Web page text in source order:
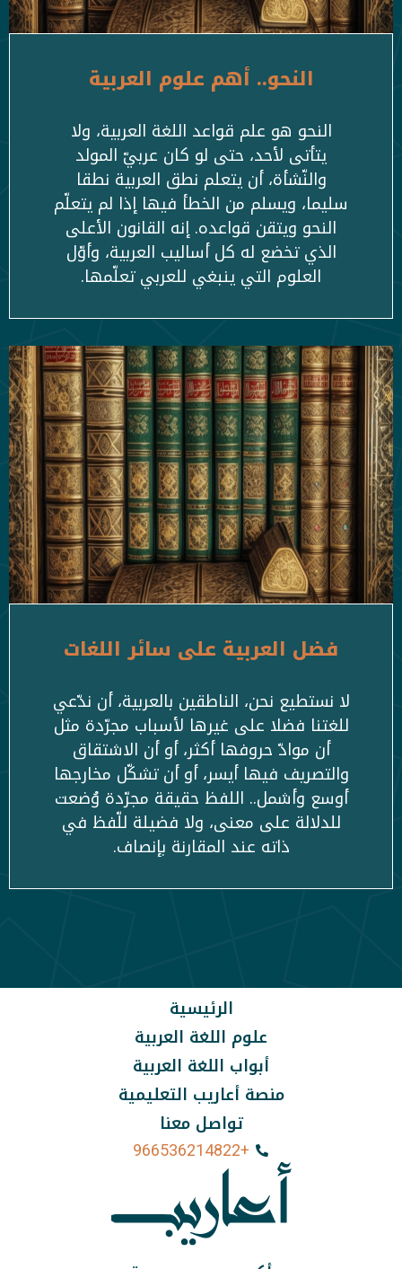
النحو.. أهم علوم العربية
النحو هو علم قواعد اللغة العربية، ولا
يتأتى لأحد، حتى لو كان عربيّ المولد
والنّشأة، أن يتعلم نطق العربية نطقا
سليما، ويسلم من الخطأ فيها إذا لم يتعلّم
النحو ويتقن قواعده. إنه القانون الأعلى
الذي تخضع له كل أساليب العربية، وأوّل
العلوم التي ينبغي للعربي تعلّمها.
فضل العربية على سائر اللغات
لا نستطيع نحن، الناطقين بالعربية، أن ندّعي
للغتنا فضلا على غيرها لأسباب مجرّدة مثل
أن موادّ حروفها أكثر، أو أن الاشتقاق
والتصريف فيها أيسر، أو أن تشكّل مخارجها
أوسع وأشمل.. اللفظ حقيقة مجرّدة وُضعت
للدلالة على معنى، ولا فضيلة للّفظ في
ذاته عند المقارنة بإنصاف.
الرئيسية
علوم اللغة العربية
أبواب اللغة العربية
منصة أعاريب التعليمية
تواصل معنا
+966536214822